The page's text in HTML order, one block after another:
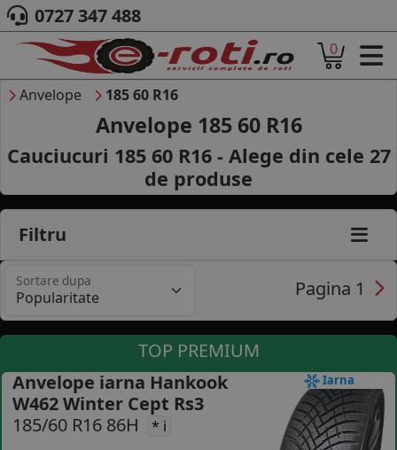
ACASA
DESPRE NOI
ANVELOPE
AUTO
CAMION
MOTO
AGROINDUSTRIALE
MARCA AUTO
B2B - COLABORARE COMPANII
CONTACT
COS (
0 PRODUSE
0727 347 488
0
Anvelope 185 60 R16
Anvelope 185 60 R16
Cauciucuri 185 60 R16 - Alege din cele 27
de produse
Filtru
Sortare dupa Pagina 1
TOP PREMIUM
Iarna
Anvelope iarna Hankook
W462 Winter Cept Rs3
185/60 R16 86H
* i